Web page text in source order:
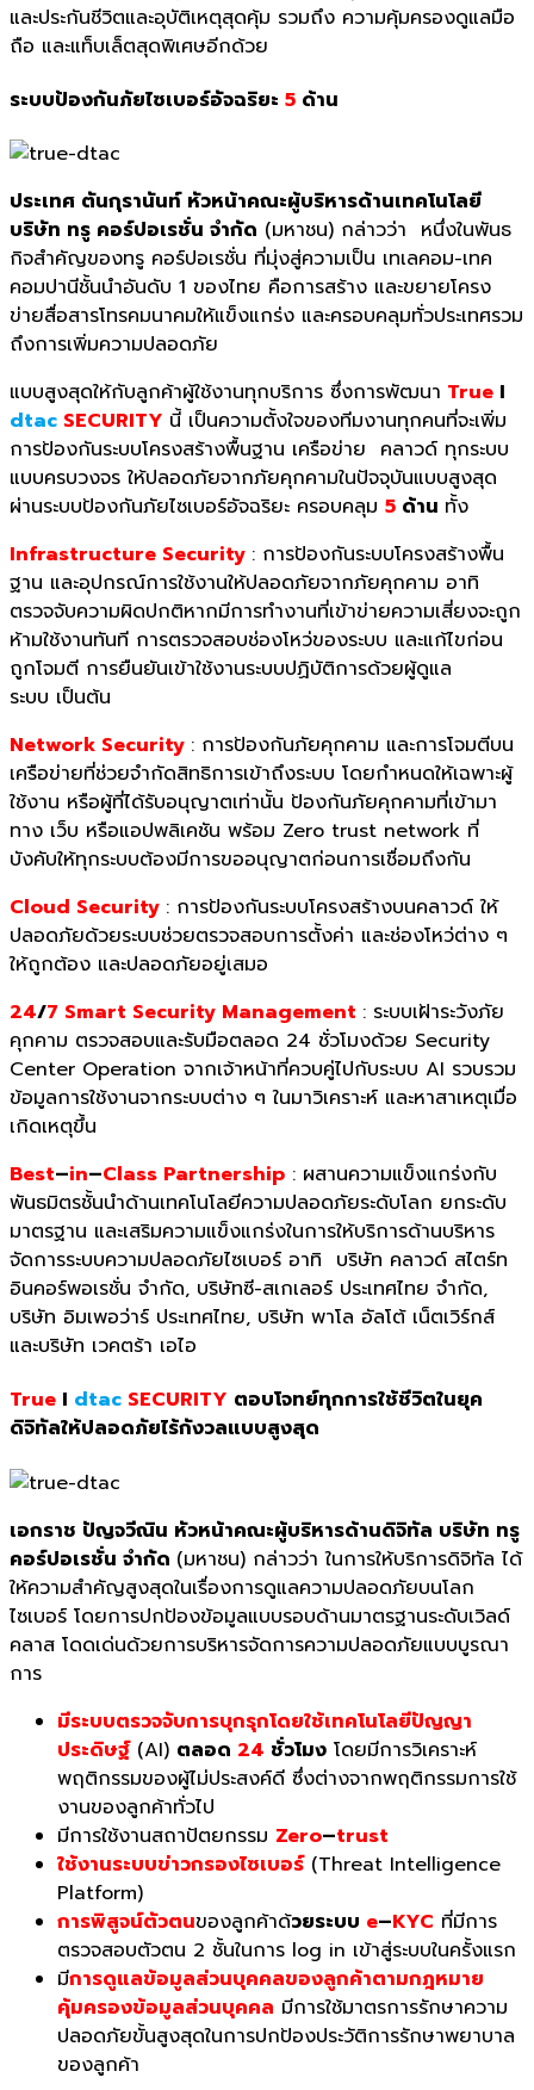
และประกันชีวิตและอุบัติเหตุสุดคุ้ม รวมถึง ความคุ้มครองดูแลมือ
ถือ และแท็บเล็ตสุดพิเศษอีกด้วย
ระบบป้องกันภัยไซเบอร์อัจฉริยะ 5 ด้าน
ประเทศ ตันกุรานันท์ หัวหน้าคณะผู้บริหารด้านเทคโนโลยี
บริษัท ทรู คอร์ปอเรชั่น จำกัด (มหาชน) กล่าวว่า หนึ่งในพันธ
กิจสำคัญของทรู คอร์ปอเรชั่น ที่มุ่งสู่ความเป็น เทเลคอม-เทค
คอมปานีชั้นนำอันดับ 1 ของไทย คือการสร้าง และขยายโครง
ข่ายสื่อสารโทรคมนาคมให้แข็งแกร่ง และครอบคลุมทั่วประเทศรวม
ถึงการเพิ่มความปลอดภัย
แบบสูงสุดให้กับลูกค้าผู้ใช้งานทุกบริการ ซึ่งการพัฒนา True I
dtac SECURITY นี้ เป็นความตั้งใจของทีมงานทุกคนที่จะเพิ่ม
การป้องกันระบบโครงสร้างพื้นฐาน เครือข่าย คลาวด์ ทุกระบบ
แบบครบวงจร ให้ปลอดภัยจากภัยคุกคามในปัจจุบันแบบสูงสุด
ผ่านระบบป้องกันภัยไซเบอร์อัจฉริยะ ครอบคลุม 5 ด้าน ทั้ง
Infrastructure Security : การป้องกันระบบโครงสร้างพื้น
ฐาน และอุปกรณ์การใช้งานให้ปลอดภัยจากภัยคุกคาม อาทิ
ตรวจจับความผิดปกติหากมีการทำงานที่เข้าข่ายความเสี่ยงจะถูก
ห้ามใช้งานทันที การตรวจสอบช่องโหว่ของระบบ และแก้ไขก่อน
ถูกโจมตี การยืนยันเข้าใช้งานระบบปฏิบัติการด้วยผู้ดูแล
ระบบ เป็นต้น
Network Security : การป้องกันภัยคุกคาม และการโจมตีบน
เครือข่ายที่ช่วยจำกัดสิทธิการเข้าถึงระบบ โดยกำหนดให้เฉพาะผู้
ใช้งาน หรือผู้ที่ได้รับอนุญาตเท่านั้น ป้องกันภัยคุกคามที่เข้ามา
ทาง เว็บ หรือแอปพลิเคชัน พร้อม Zero trust network ที่
บังคับให้ทุกระบบต้องมีการขออนุญาตก่อนการเชื่อมถึงกัน
Cloud Security : การป้องกันระบบโครงสร้างบนคลาวด์ ให้
ปลอดภัยด้วยระบบช่วยตรวจสอบการตั้งค่า และช่องโหว่ต่าง ๆ
ให้ถูกต้อง และปลอดภัยอยู่เสมอ
24/7 Smart Security Management : ระบบเฝ้าระวังภัย
คุกคาม ตรวจสอบและรับมือตลอด 24 ชั่วโมงด้วย Security
Center Operation จากเจ้าหน้าที่ควบคู่ไปกับระบบ AI รวบรวม
ข้อมูลการใช้งานจากระบบต่าง ๆ ในมาวิเคราะห์ และหาสาเหตุเมื่อ
เกิดเหตุขึ้น
Best–in–Class Partnership : ผสานความแข็งแกร่งกับ
พันธมิตรชั้นนำด้านเทคโนโลยีความปลอดภัยระดับโลก ยกระดับ
มาตรฐาน และเสริมความแข็งแกร่งในการให้บริการด้านบริหาร
จัดการระบบความปลอดภัยไซเบอร์ อาทิ บริษัท คลาวด์ สไตร์ท
อินคอร์พอเรชั่น จำกัด, บริษัทซี-สเกเลอร์ ประเทศไทย จำกัด,
บริษัท อิมเพอว่าร์ ประเทศไทย, บริษัท พาโล อัลโต้ เน็ตเวิร์กส์
และบริษัท เวคตร้า เอไอ
True I dtac SECURITY ตอบโจทย์ทุกการใช้ชีวิตในยุค
ดิจิทัลให้ปลอดภัยไร้กังวลแบบสูงสุด
เอกราช ปัญจวีณิน หัวหน้าคณะผู้บริหารด้านดิจิทัล บริษัท ทรู
คอร์ปอเรชั่น จำกัด (มหาชน) กล่าวว่า ในการให้บริการดิจิทัล ได้
ให้ความสำคัญสูงสุดในเรื่องการดูแลความปลอดภัยบนโลก
ไซเบอร์ โดยการปกป้องข้อมูลแบบรอบด้านมาตรฐานระดับเวิลด์
คลาส โดดเด่นด้วยการบริหารจัดการความปลอดภัยแบบบูรณา
การ
มีระบบตรวจจับการบุกรุกโดยใช้เทคโนโลยีปัญญา
ประดิษฐ์(AI) ตลอด 24 ชั่วโมง โดยมีการวิเคราะห์
พฤติกรรมของผู้ไม่ประสงค์ดี ซึ่งต่างจากพฤติกรรมการใช้
งานของลูกค้าทั่วไป
มีการใช้งานสถาปัตยกรรม Zero–trust
ใช้งานระบบข่าวกรองไซเบอร์(Threat Intelligence
Platform)
การพิสูจน์ตัวตนของลูกค้าด้วยระบบ e–KYC ที่มีการ
ตรวจสอบตัวตน 2 ชั้นในการ log in เข้าสู่ระบบในครั้งแรก
มีการดูแลข้อมูลส่วนบุคคลของลูกค้าตามกฎหมาย
คุ้มครองข้อมูลส่วนบุคคล มีการใช้มาตรการรักษาความ
ปลอดภัยขั้นสูงสุดในการปกป้องประวัติการรักษาพยาบาล
ของลูกค้า